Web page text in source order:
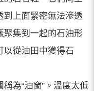
到上面緊密無法滲透
聚集到一起的石油形
以從油田中獲得石
為“油窗”。溫度太低